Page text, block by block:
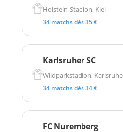
Holstein-Stadion, Kiel
34 matchs dès 35 €
Karlsruher SC
Wildparkstadion, Karlsruhe
34 matchs dès 34 €
FC Nuremberg